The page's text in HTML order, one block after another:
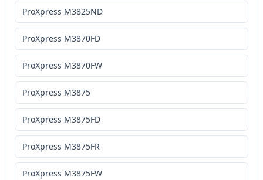
ProXpress M3825ND
ProXpress M3870FD
ProXpress M3870FW
ProXpress M3875
ProXpress M3875FD
ProXpress M3875FR
ProXpress M3875FW